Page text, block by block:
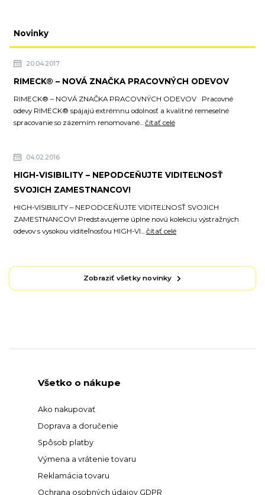
Novinky
20.04.2017
RIMECK® – NOVÁ ZNAČKA PRACOVNÝCH ODEVOV
RIMECK® – NOVÁ ZNAČKA PRACOVNÝCH ODEVOV Pracovné
odevy RIMECK® spájajú extrémnu odolnosť a kvalitné remeselné
spracovanie so zázemím renomované... čítať celé
04.02.2016
HIGH-VISIBILITY – NEPODCEŇUJTE VIDITEĽNOSŤ
SVOJICH ZAMESTNANCOV!
HIGH-VISIBILITY – NEPODCEŇUJTE VIDITEĽNOSŤ SVOJICH
ZAMESTNANCOV! Predstavujeme úplne novú kolekciu výstražných
odevov s vysokou viditeľnosťou HIGH-VI... čítať celé
Zobraziť všetky novinky
Všetko o nákupe
Ako nakupovať
Doprava a doručenie
Spôsob platby
Výmena a vrátenie tovaru
Reklamácia tovaru
Ochrana osobných údajov GDPR